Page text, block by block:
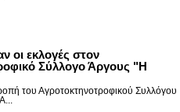
οι εκλογές στον
Σύλλογο Άργους "Η
του Αγροτοκτηνοτροφικού Συλλόγου